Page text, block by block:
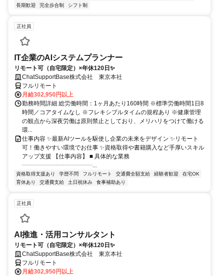
長期歓迎
完全歩合制 シフト制
正社員
IT企業のAIシステムプランナー
リモート可（自宅限定）×年休120日✨
ChatSupportBase株式会社 東京本社
フルリモート
月給302,950円以上
勤務時間詳細 総労働時間：1ヶ月あたり160時間 ※標準労働時間1日8
時間／コアタイムなし ※フレキシブルタイムの規程あり ※健康管理
の観点から深夜労働は原則禁止としており、メリハリをつけて働ける
環...
仕事内容 ✨最新AIツールを駆使し企業の未来をデザイン ✨リモート
可！働きやすい環境でお仕事 ✨資格取得や書籍購入など手厚いスキル
アップ支援 【仕事内容】 ■ 具体的な業務
┈┈┈┈┈┈┈┈┈┈┈┈...
資格取得支援あり 学歴不問 フルリモート 交通費全額支給 経験者歓迎
在宅OK
育休あり
交通費支給 土日祝休み 食事補助あり
正社員
AI推進・活用コンサルタント
リモート可（自宅限定）×年休120日✨
ChatSupportBase株式会社 東京本社
フルリモート
月給302,950円以上